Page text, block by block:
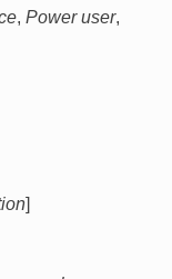
, Power user,
]